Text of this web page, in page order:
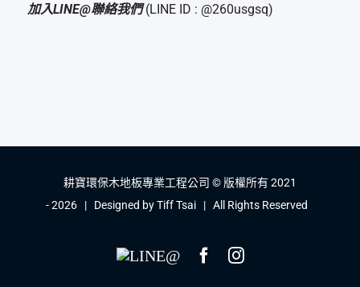
加入LINE@聯絡我們(LINE ID : @260usgsq)
耕寶環保木地板專業工程公司 © 版權所有 2021
-2026 | Designed byTiff Tsai| All Rights Reserved
LINE@ FacebookInstagram